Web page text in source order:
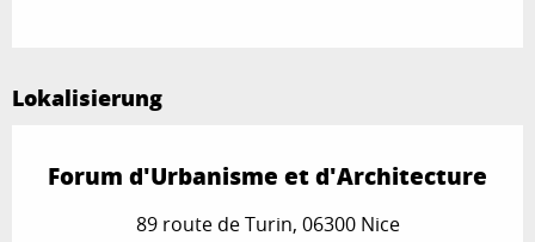
Lokalisierung
Forum d'Urbanisme et d'Architecture
89 route de Turin, 06300 Nice